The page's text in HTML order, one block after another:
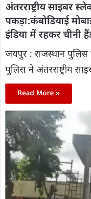
अंतरराष्ट्रीय साइबर
पकड़ा:कंबोडियाई
इंडिया में रहकर चीनी
जयपुर : राजस्थान पुलिस
पुलिस ने अंतरराष्ट्रीय
Read More »